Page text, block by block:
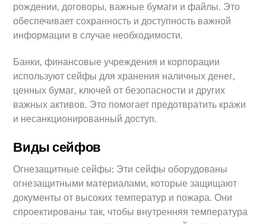
рождении, договоры, важные бумаги и файлы. Это
обеспечивает сохранность и доступность важной
информации в случае необходимости.
Банки, финансовые учреждения и корпорации
используют сейфы для хранения наличных денег,
ценных бумаг, ключей от безопасности и других
важных активов. Это помогает предотвратить кражи
и несанкционированный доступ.
Виды сейфов
Огнезащитные сейфы: Эти сейфы оборудованы
огнезащитными материалами, которые защищают
документы от высоких температур и пожара. Они
спроектированы так, чтобы внутренняя температура